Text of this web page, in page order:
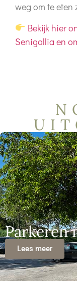
weg om te eten
Bekijk hier
Senigallia en
Parkeren
Lees meer